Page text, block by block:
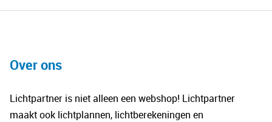
product
Over ons
Lichtpartner is niet alleen een webshop! Lichtpartner
maakt ook lichtplannen, lichtberekeningen en